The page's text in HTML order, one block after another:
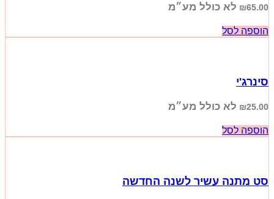
₪65.00 לא כולל מע״מ
הוספה לסל
סינרג'י
₪25.00 לא כולל מע״מ
הוספה לסל
סט מתנה עשיר לשנה החדשה